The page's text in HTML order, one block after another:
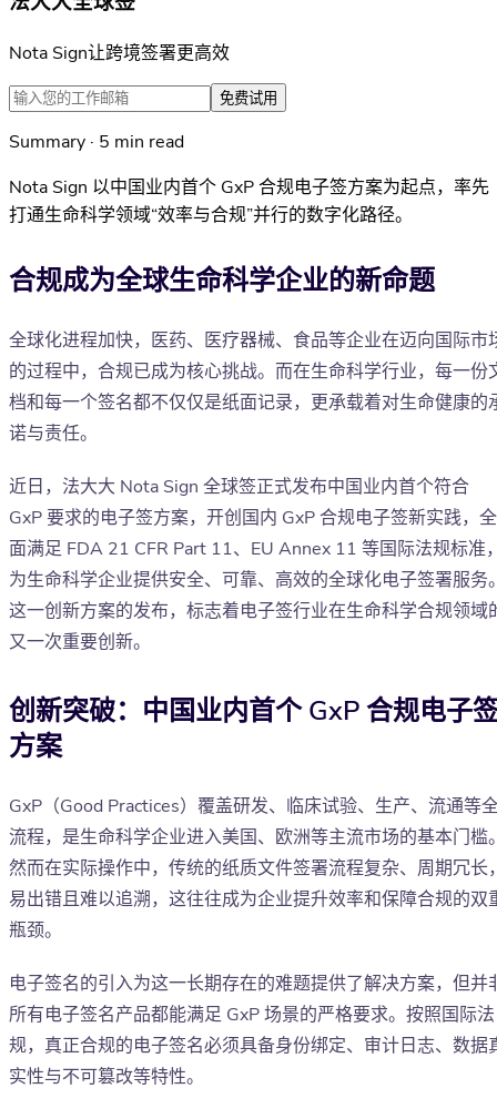
Nota Sign让跨境签署更高效
免费试用
Summary · 5 min read
Nota Sign 以中国业内首个 GxP 合规电子签方案为起点，率先
打通生命科学领域“效率与合规”并行的数字化路径。
合规成为全球生命科学企业的新命题
全球化进程加快，医药、医疗器械、食品等企业在迈向国际市
的过程中，合规已成为核心挑战。而在生命科学行业，每一份
档和每一个签名都不仅仅是纸面记录，更承载着对生命健康的
诺与责任。
近日，法大大 Nota Sign 全球签正式发布中国业内首个符合
GxP 要求的电子签方案，开创国内 GxP 合规电子签新实践，全
面满足 FDA 21 CFR Part 11、EU Annex 11 等国际法规标准
为生命科学企业提供安全、可靠、高效的全球化电子签署服务
这一创新方案的发布，标志着电子签行业在生命科学合规领域
又一次重要创新。
创新突破：中国业内首个 GxP 合规电子
方案
GxP（Good Practices）覆盖研发、临床试验、生产、流通等
流程，是生命科学企业进入美国、欧洲等主流市场的基本门槛
然而在实际操作中，传统的纸质文件签署流程复杂、周期冗长
易出错且难以追溯，这往往成为企业提升效率和保障合规的双
瓶颈。
电子签名的引入为这一长期存在的难题提供了解决方案，但并
所有电子签名产品都能满足 GxP 场景的严格要求。按照国际法
规，真正合规的电子签名必须具备身份绑定、审计日志、数据
实性与不可篡改等特性。